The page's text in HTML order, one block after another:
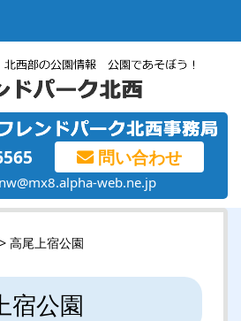
問い合わせ
web.ne.jp
> 高尾上宿公園
宿公園